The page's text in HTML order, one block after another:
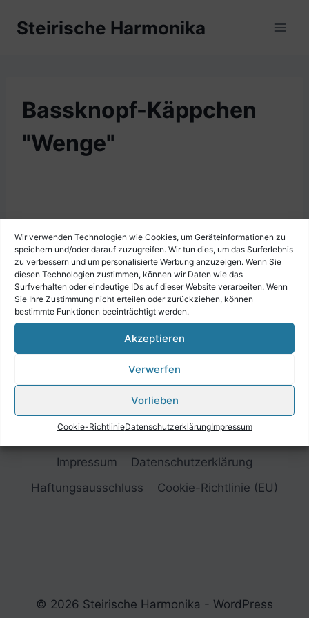
Wir verwenden Technologien wie Cookies, um Geräteinformationen zu
speichern und/oder darauf zuzugreifen. Wir tun dies, um das Surferlebnis
zu verbessern und um personalisierte Werbung anzuzeigen. Wenn Sie
diesen Technologien zustimmen, können wir Daten wie das
Surfverhalten oder eindeutige IDs auf dieser Website verarbeiten. Wenn
Sie Ihre Zustimmung nicht erteilen oder zurückziehen, können
bestimmte Funktionen beeinträchtigt werden.
Akzeptieren
Verwerfen
Vorlieben
Cookie-RichtlinieDatenschutzerklärungImpressum
InhaltSteirische Harmonika
Bassknopf-Käppchen
"Wenge"
Impressum
Datenschutzerklärung
Haftungsausschluss
Cookie-Richtlinie (EU)
© 2026 Steirische Harmonika - WordPress